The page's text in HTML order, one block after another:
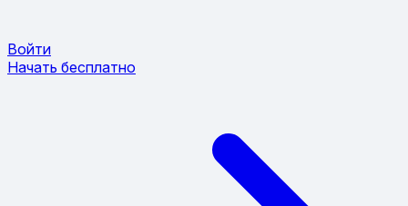
Войти
Начать бесплатно